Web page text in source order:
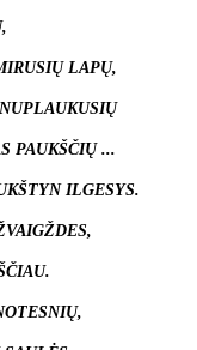
LAPŲ,
PAUKŠČIŲ ...
ILGESYS.